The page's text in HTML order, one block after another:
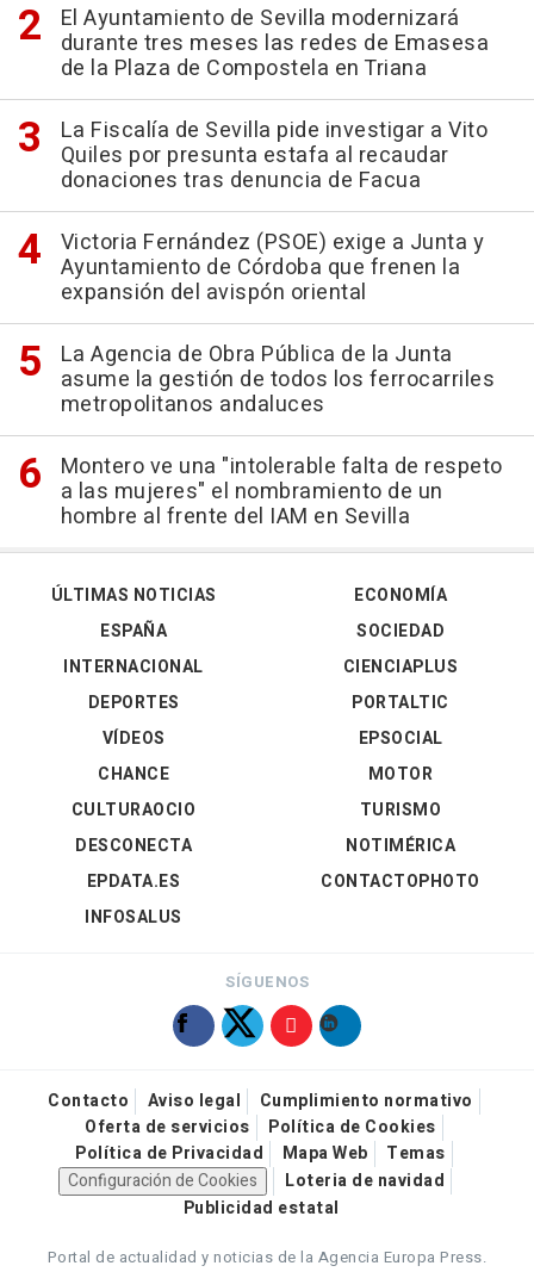
El Ayuntamiento de Sevilla modernizará
durante tres meses las redes de Emasesa
de la Plaza de Compostela en Triana
La Fiscalía de Sevilla pide investigar a Vito
Quiles por presunta estafa al recaudar
donaciones tras denuncia de Facua
Victoria Fernández (PSOE) exige a Junta y
Ayuntamiento de Córdoba que frenen la
expansión del avispón oriental
La Agencia de Obra Pública de la Junta
asume la gestión de todos los ferrocarriles
metropolitanos andaluces
Montero ve una "intolerable falta de respeto
a las mujeres" el nombramiento de un
hombre al frente del IAM en Sevilla
ÚLTIMAS NOTICIAS
ESPAÑA
INTERNACIONAL
DEPORTES
VÍDEOS
ECONOMÍA
SOCIEDAD
CIENCIAPLUS
PORTALTIC
EPSOCIAL
CHANCE
CULTURAOCIO
DESCONECTA
EPDATA.ES
INFOSALUS
MOTOR
TURISMO
NOTIMÉRICA
CONTACTOPHOTO
SÍGUENOS
Contacto Aviso legal
Cumplimiento normativo
Oferta de servicios
Política de Cookies
Política de Privacidad
Mapa Web
Temas
Configuración de Cookies
Loteria de navidad
Publicidad estatal
Portal de actualidad y noticias de la Agencia Europa Press.